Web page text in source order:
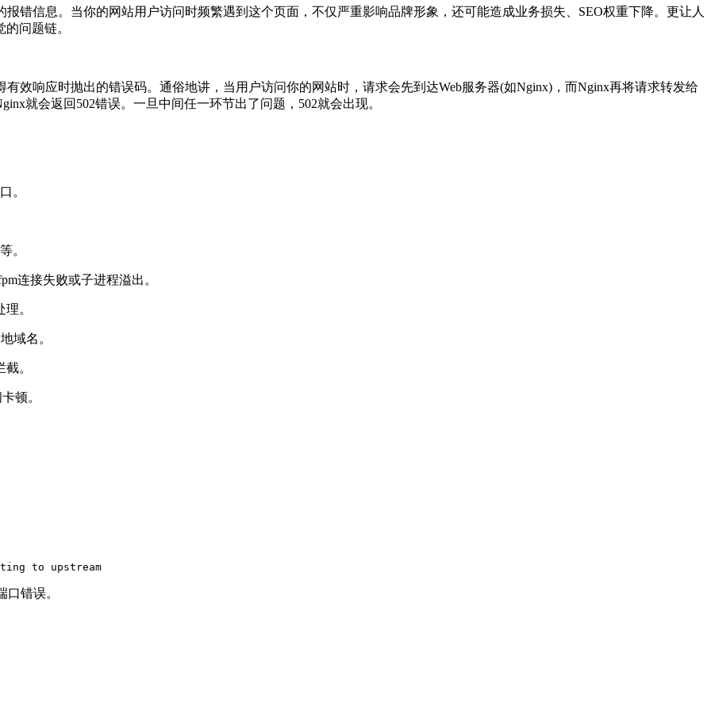
错信息。当你的网站用户访问时频繁遇到这个页面，不仅严重影响品牌形象，还可能造成业务损失、SEO权重下降。更让人
问题链。
效响应时抛出的错误码。通俗地讲，当用户访问你的网站时，请求会先到达Web服务器(如Nginx)，而Nginx再将请求转发给
就会返回502错误。一旦中间任一环节出了问题，502就会出现。
。
。
连接失败或子进程溢出。
。
域名。
。
顿。
错误。